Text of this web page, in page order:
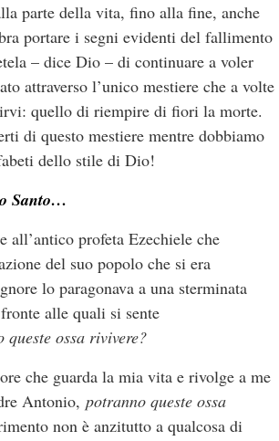
parte della vita, fino alla fine, anche
portare i segni evidenti del fallimento
– dice Dio – di continuare a voler
attraverso l’unico mestiere che a volte
quello di riempire di fiori la morte.
di questo mestiere mentre dobbiamo
dello stile di Dio!
Santo…
all’antico profeta Ezechiele che
del suo popolo che si era
lo paragonava a una sterminata
alle quali si sente
queste ossa rivivere?
che guarda la mia vita e rivolge a me
Antonio, potranno queste ossa
non è anzitutto a qualcosa di